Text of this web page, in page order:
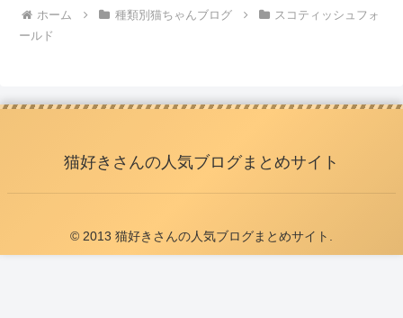
ホーム 種類別猫ちゃんブログ
スコティッシュフォ
ールド
猫好きさんの人気ブログまとめサイト
© 2013 猫好きさんの人気ブログまとめサイト.